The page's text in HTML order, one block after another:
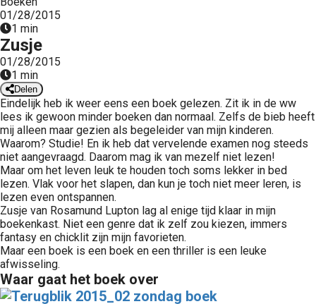
01/28/2015
1 min
Zusje
01/28/2015
1 min
Delen
Eindelijk heb ik weer eens een boek gelezen. Zit ik in de ww
lees ik gewoon minder boeken dan normaal. Zelfs de bieb heeft
mij alleen maar gezien als begeleider van mijn kinderen.
Waarom? Studie! En ik heb dat vervelende examen nog steeds
niet aangevraagd. Daarom mag ik van mezelf niet lezen!
Maar om het leven leuk te houden toch soms lekker in bed
lezen. Vlak voor het slapen, dan kun je toch niet meer leren, is
lezen even ontspannen.
Zusje van Rosamund Lupton lag al enige tijd klaar in mijn
boekenkast. Niet een genre dat ik zelf zou kiezen, immers
fantasy en chicklit zijn mijn favorieten.
Maar een boek is een boek en een thriller is een leuke
afwisseling.
Waar gaat het boek over
de
Hierdoor
website-
van